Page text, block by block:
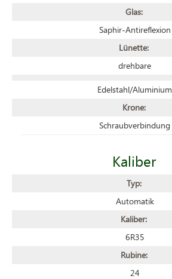
Glas:
Saphir-Antireflexion
Lünette:
drehbare
Edelstahl/Aluminium
Krone:
Schraubverbindung
Kaliber
Typ:
Automatik
Kaliber:
6R35
Rubine:
24